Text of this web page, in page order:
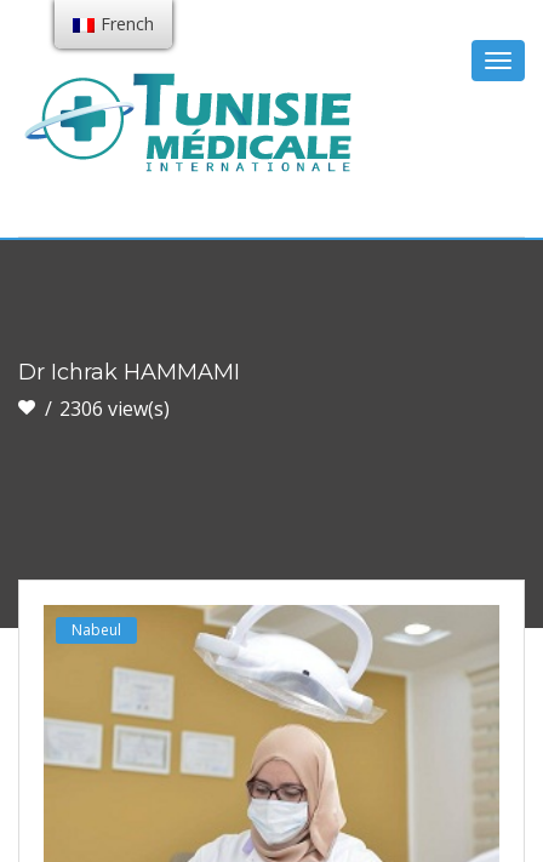
Dr Ichrak HAMMAMI
2306 view(s)
Nabeul
French